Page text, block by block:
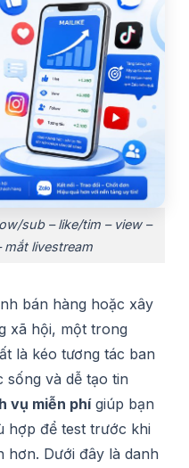
sub – like/tim – view –
mắt livestream
bán hàng hoặc xây
xã hội, một trong
là kéo tương tác ban
sống và dễ tạo tin
vụ miễn phígiúp bạn
hợp để test trước khi
hơn. Dưới đây là danh